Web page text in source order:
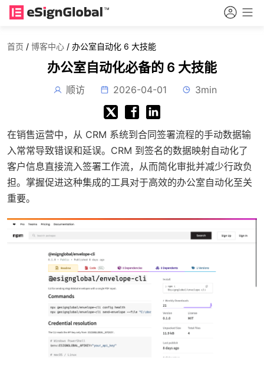
首页 / 博客中心 / 办公室自动化 6 大技能
办公室自动化必备的 6 大技能
顺访 2026-04-01 3min
在销售运营中，从 CRM 系统到合同签署流程的手动数据输
入常常导致错误和延误。CRM 到签名的数据映射自动化了
客户信息直接流入签署工作流，从而简化审批并减少行政负
担。掌握促进这种集成的工具对于高效的办公室自动化至关
重要。